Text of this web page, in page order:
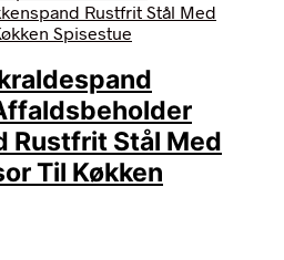
Rustfrit Stål Med
Til Køkken